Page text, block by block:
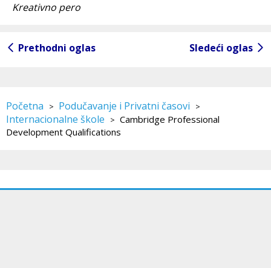
Kreativno pero
Prethodni oglas Sledeći oglas
Početna > Podučavanje i Privatni časovi >
Internacionalne škole > Cambridge Professional
Development Qualifications